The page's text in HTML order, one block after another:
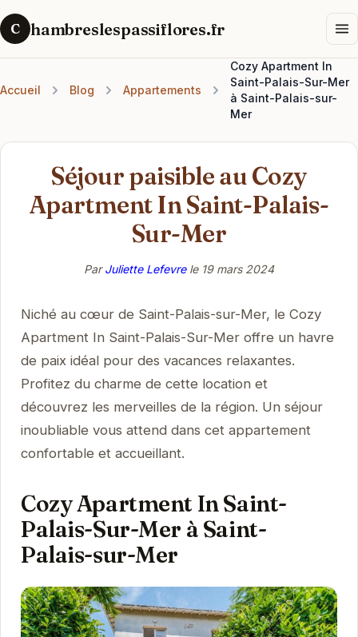
C hambreslespassiflores.fr
Accueil Blog Appartements
Cozy Apartment In
Saint-Palais-Sur-Mer
à Saint-Palais-sur-
Mer
Séjour paisible au Cozy
Apartment In Saint-Palais-
Sur-Mer
ParJuliette Lefevrele 19 mars 2024
Niché au cœur de Saint-Palais-sur-Mer, le Cozy
Apartment In Saint-Palais-Sur-Mer offre un havre
de paix idéal pour des vacances relaxantes.
Profitez du charme de cette location et
découvrez les merveilles de la région. Un séjour
inoubliable vous attend dans cet appartement
confortable et accueillant.
Cozy Apartment In Saint-
Palais-Sur-Mer à Saint-
Palais-sur-Mer